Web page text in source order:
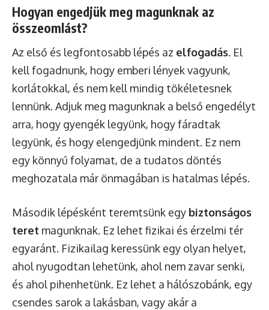
Hogyan engedjük meg magunknak az
összeomlást?
Az első és legfontosabb lépés az elfogadás. El
kell fogadnunk, hogy emberi lények vagyunk,
korlátokkal, és nem kell mindig tökéletesnek
lennünk. Adjuk meg magunknak a belső engedélyt
arra, hogy gyengék legyünk, hogy fáradtak
legyünk, és hogy elengedjünk mindent. Ez nem
egy könnyű folyamat, de a tudatos döntés
meghozatala már önmagában is hatalmas lépés.
Második lépésként teremtsünk egy biztonságos
teret magunknak. Ez lehet fizikai és érzelmi tér
egyaránt. Fizikailag keressünk egy olyan helyet,
ahol nyugodtan lehetünk, ahol nem zavar senki,
és ahol pihenhetünk. Ez lehet a hálószobánk, egy
csendes sarok a lakásban, vagy akár a